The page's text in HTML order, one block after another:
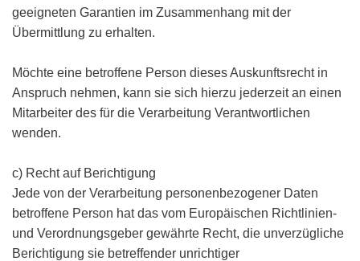
geeigneten Garantien im Zusammenhang mit der
Übermittlung zu erhalten.
Möchte eine betroffene Person dieses Auskunftsrecht in
Anspruch nehmen, kann sie sich hierzu jederzeit an einen
Mitarbeiter des für die Verarbeitung Verantwortlichen
wenden.
c) Recht auf Berichtigung
Jede von der Verarbeitung personenbezogener Daten
betroffene Person hat das vom Europäischen Richtlinien-
und Verordnungsgeber gewährte Recht, die unverzügliche
Berichtigung sie betreffender unrichtiger